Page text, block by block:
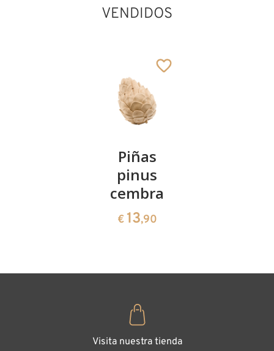
Añadido al carrito
VENDIDOS
Piñas
pinus
cembra
€ 13,90
Visita nuestra tienda